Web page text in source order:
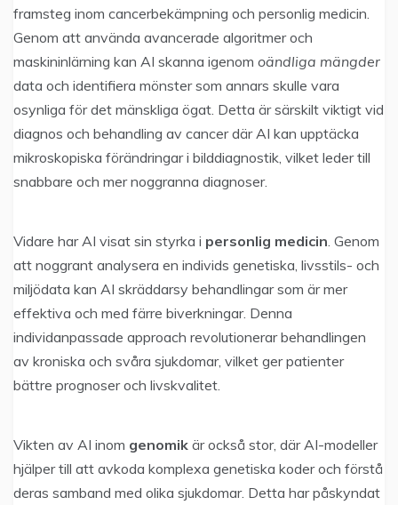
framsteg inom cancerbekämpning och personlig medicin.
Genom att använda avancerade algoritmer och
maskininlärning kan AI skanna igenom oändliga mängder
data och identifiera mönster som annars skulle vara
osynliga för det mänskliga ögat. Detta är särskilt viktigt vid
diagnos och behandling av cancer där AI kan upptäcka
mikroskopiska förändringar i bilddiagnostik, vilket leder till
snabbare och mer noggranna diagnoser.
Vidare har AI visat sin styrka i personlig medicin . Genom
att noggrant analysera en individs genetiska, livsstils- och
miljödata kan AI skräddarsy behandlingar som är mer
effektiva och med färre biverkningar. Denna
individanpassade approach revolutionerar behandlingen
av kroniska och svåra sjukdomar, vilket ger patienter
bättre prognoser och livskvalitet.
Vikten av AI inom genomik är också stor, där AI-modeller
hjälper till att avkoda komplexa genetiska koder och förstå
deras samband med olika sjukdomar. Detta har påskyndat